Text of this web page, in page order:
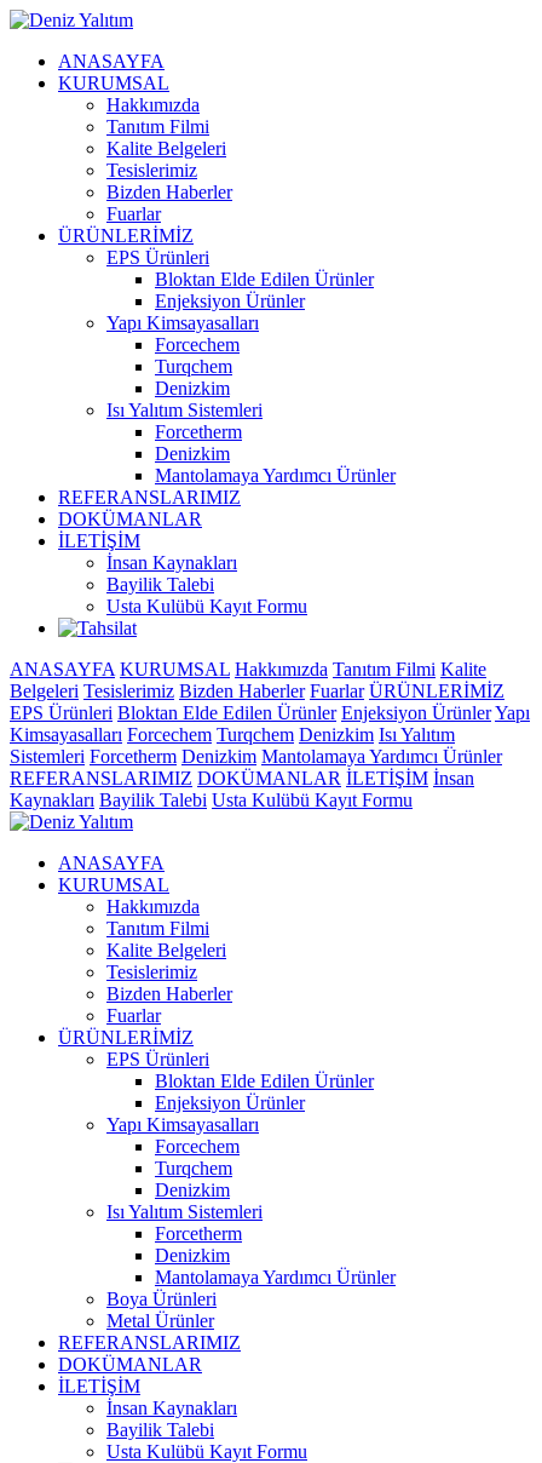
ANASAYFA
KURUMSAL
Hakkımızda
Tanıtım Filmi
Kalite Belgeleri
Tesislerimiz
Bizden Haberler
Fuarlar
ÜRÜNLERİMİZ
EPS Ürünleri
Bloktan Elde Edilen Ürünler
Enjeksiyon Ürünler
Yapı Kimsayasalları
Forcechem
Turqchem
Denizkim
Isı Yalıtım Sistemleri
Forcetherm
Denizkim
Mantolamaya Yardımcı Ürünler
REFERANSLARIMIZ
DOKÜMANLAR
İLETİŞİM
İnsan Kaynakları
Bayilik Talebi
Usta Kulübü Kayıt Formu
ANASAYFA KURUMSAL Hakkımızda Tanıtım Filmi Kalite
Belgeleri Tesislerimiz Bizden Haberler Fuarlar ÜRÜNLERİMİZ
EPS Ürünleri Bloktan Elde Edilen Ürünler Enjeksiyon ÜrünlerYapı
Kimsayasalları Forcechem Turqchem Denizkim Isı Yalıtım
Sistemleri Forcetherm Denizkim Mantolamaya Yardımcı Ürünler
REFERANSLARIMIZ DOKÜMANLAR İLETİŞİM İnsan
Kaynakları Bayilik Talebi Usta Kulübü Kayıt Formu
ANASAYFA
KURUMSAL
Hakkımızda
Tanıtım Filmi
Kalite Belgeleri
Tesislerimiz
Bizden Haberler
Fuarlar
ÜRÜNLERİMİZ
EPS Ürünleri
Bloktan Elde Edilen Ürünler
Enjeksiyon Ürünler
Yapı Kimsayasalları
Forcechem
Turqchem
Denizkim
Isı Yalıtım Sistemleri
Forcetherm
Denizkim
Mantolamaya Yardımcı Ürünler
Boya Ürünleri
Metal Ürünler
REFERANSLARIMIZ
DOKÜMANLAR
İLETİŞİM
İnsan Kaynakları
Bayilik Talebi
Usta Kulübü Kayıt Formu